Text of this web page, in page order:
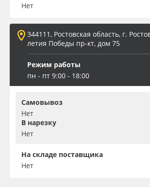
Нет
344111, Ростовская область, г.
летия Победы пр-кт, дом 75
Режим работы
пн - пт 9:00 - 18:00
Самовывоз
Нет
В нарезку
Нет
На складе поставщика
Нет